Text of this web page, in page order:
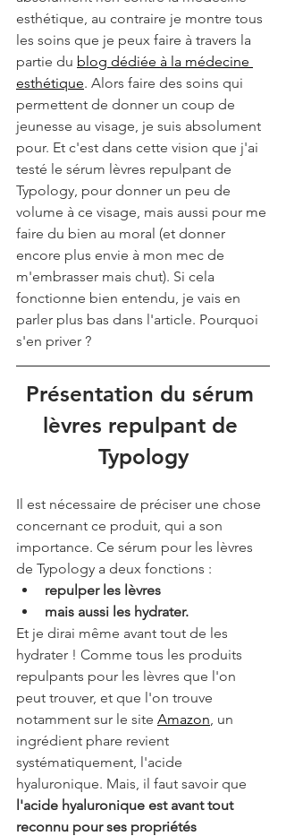
esthétique, au contraire je montre tous
les soins que je peux faire à travers la
partie du blog dédiée à la médecine
esthétique. Alors faire des soins qui
permettent de donner un coup de
jeunesse au visage, je suis absolument
pour. Et c'est dans cette vision que j'ai
testé le sérum lèvres repulpant de
Typology, pour donner un peu de
volume à ce visage, mais aussi pour me
faire du bien au moral (et donner
encore plus envie à mon mec de
m'embrasser mais chut). Si cela
fonctionne bien entendu, je vais en
parler plus bas dans l'article. Pourquoi
s'en priver ?
Présentation du sérum
lèvres repulpant de
Typology
Il est nécessaire de préciser une chose
concernant ce produit, qui a son
importance. Ce sérum pour les lèvres
de Typology a deux fonctions :
repulper les lèvres
mais aussi les hydrater.
Et je dirai même avant tout de les
hydrater ! Comme tous les produits
repulpants pour les lèvres que l'on
peut trouver, et que l'on trouve
notamment sur le site Amazon, un
ingrédient phare revient
systématiquement, l'acide
hyaluronique. Mais, il faut savoir que
l'acide hyaluronique est avant tout
reconnu pour ses propriétés